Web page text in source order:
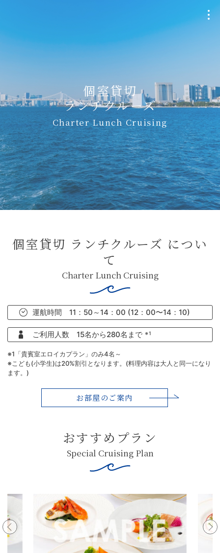
Plan
個室貸切・チャーター
Charter
ウェディング
Wedding
船・航路について
Ship
お問い合わせ
Contact
Reservation
Contact
個室貸切
ランチクルーズ
Charter Lunch Cruising
個室貸切 ランチクルーズ につい
て
Charter Lunch Cruising
運航時間 11：50～14：00 (12：00〜14：10)
ご利用人数 15名から280名まで ※1
※1「貴賓室エロイカプラン」のみ4名～
※こども(小学生)は20%割引となります。(料理内容は大人と同一になり
ます。)
お部屋のご案内
おすすめプラン
Special Cruising Plan